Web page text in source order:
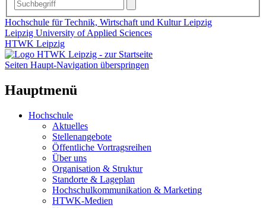
Hochschule für Technik, Wirtschaft und Kultur Leipzig
Leipzig University of Applied Sciences
HTWK Leipzig
Seiten Haupt-Navigation überspringen
Hauptmenü
Hochschule
Aktuelles
Stellenangebote
Öffentliche Vortragsreihen
Über uns
Organisation & Struktur
Standorte & Lageplan
Hochschulkommunikation & Marketing
HTWK-Medien